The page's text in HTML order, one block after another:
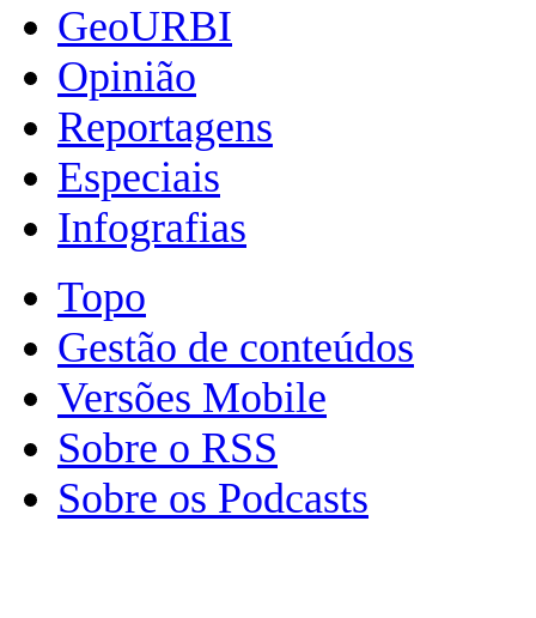
GeoURBI
Opinião
Reportagens
Especiais
Infografias
Topo
Gestão de conteúdos
Versões Mobile
Sobre o RSS
Sobre os Podcasts